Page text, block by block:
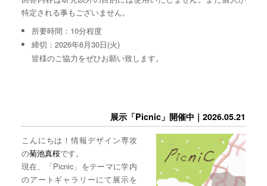
特定される事もございません。
所要時間：10分程度
締切：2026年6月30日(火)
皆様のご協力をぜひお願い致します。
展示「Picnic」開催中｜2026.05.21
こんにちは！情報デザイン専攻
の菊池真桜です。
現在、「Picnic」をテーマに学内
のアートギャラリーにて展示を